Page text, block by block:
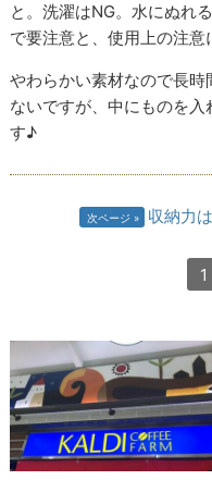
と。洗濯はNG。水にぬれ
で要注意と、使用上の注意
やわらかい素材なので長
ないですが、中にものを
す♪
次ページ 収納力
1